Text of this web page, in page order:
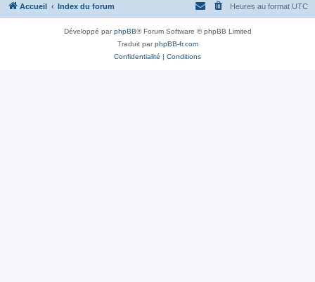
Accueil Index du forum Heures au format UTC
Développé parphpBB® Forum Software © phpBB Limited
Traduit parphpBB-fr.com
Confidentialité | Conditions